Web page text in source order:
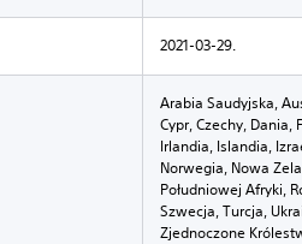
2021-03-29.
Arabia Saudyjska,
Cypr, Czechy,
Irlandia, Islandia,
Norwegia, Nowa
Południowej Afryki,
Szwecja, Turcja,
Zjednoczone